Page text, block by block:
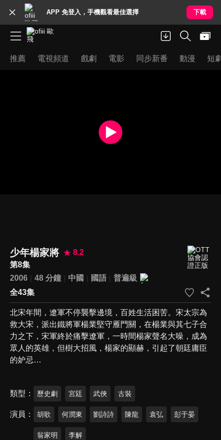
APP 免登入，手機觀看最佳選擇 下載
推薦 電視頻道 戲劇 電影 同步新番 動漫 短
少年楊家將
8.2
第8集
2006
48 分鐘 中國 國語
普遍級
全43集
北宋年間，遼軍不停襲擊邊境，百姓生活困苦。宋太宗為
救大宋，派出鐵將軍楊業堅守雁門關，在楊業與其七子合
力之下，宋軍終於痛擊遼軍，一時間楊家聲名大噪，成為
眾人的英雄，但樹大招風，楊家的顯赫，引起了朝廷庸臣
的妒忌…
類型 歷史劇 宮廷 武俠 古裝
演員 胡歌 何潤東 劉詩詩 陳龍 袁弘 彭于晏
翁家明 李解